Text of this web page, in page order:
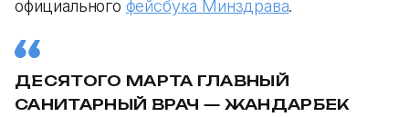
официального фейсбука Минздрава.
ДЕСЯТОГО МАРТА ГЛАВНЫЙ
САНИТАРНЫЙ ВРАЧ — ЖАНДАРБЕК